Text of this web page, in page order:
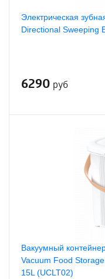
Электрическая
Directional Sweeping
6290 руб
Вакуумный
Vacuum Food
15L (UCLT02)